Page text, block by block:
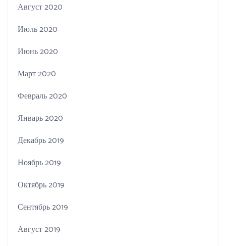
Август 2020
Июль 2020
Июнь 2020
Март 2020
Февраль 2020
Январь 2020
Декабрь 2019
Ноябрь 2019
Октябрь 2019
Сентябрь 2019
Август 2019